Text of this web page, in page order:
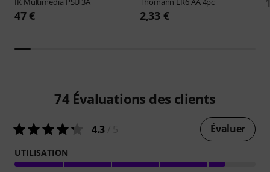
47 € 2,33 €
74 Évaluations des clients
4.3 Évaluer
UTILISATION